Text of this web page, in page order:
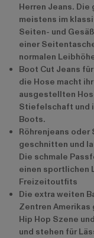
Herren Jeans.
meistens im
Seiten- und
einer
normalen
Boot Cut Jeans
die Hose macht
ausgestellten
Stiefelschaft und
Boots.
Röhrenjeans oder
geschnitten und
Die schmale
einen sportlichen
Freizeitoutfits
Die extra weiten
Zentren Amerikas
Hip Hop Szene
und stehen für